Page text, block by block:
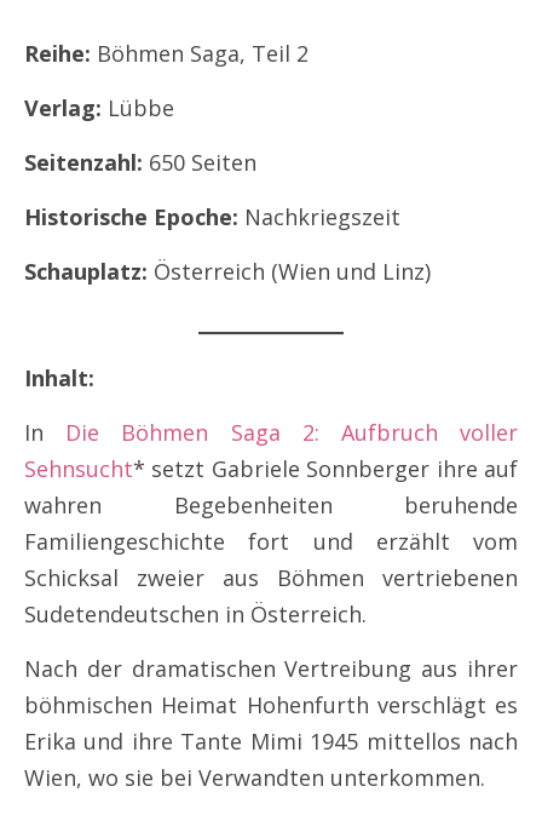
Reihe: Böhmen Saga, Teil 2
Verlag: Lübbe
Seitenzahl: 650 Seiten
Historische Epoche: Nachkriegszeit
Schauplatz: Österreich (Wien und Linz)
Inhalt:
In Die Böhmen Saga 2: Aufbruch voller
Sehnsucht* setzt Gabriele Sonnberger ihre auf
wahren Begebenheiten beruhende
Familiengeschichte fort und erzählt vom
Schicksal zweier aus Böhmen vertriebenen
Sudetendeutschen in Österreich.
Nach der dramatischen Vertreibung aus ihrer
böhmischen Heimat Hohenfurth verschlägt es
Erika und ihre Tante Mimi 1945 mittellos nach
Wien, wo sie bei Verwandten unterkommen.